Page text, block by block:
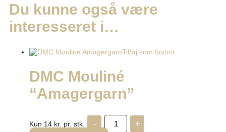
Du kunne også være
interesseret i…
Tilføj som favorit
DMC Mouliné
“Amagergarn”
Kun 14 kr. pr. stk. - +